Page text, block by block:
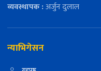
व्यवस्थापक :अर्जुन दुलाल
न्याभिगेसन